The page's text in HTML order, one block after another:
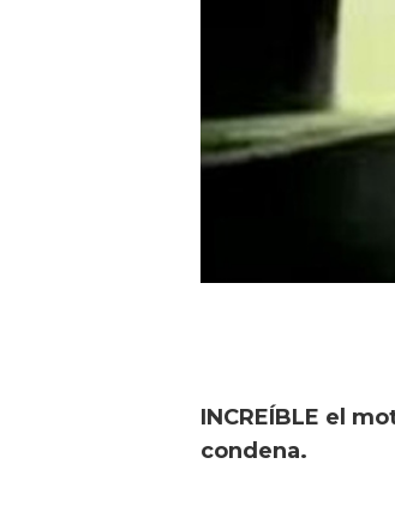
INCREÍBLE el
condena.